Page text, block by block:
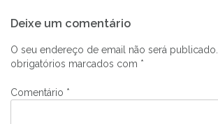
de
artigos
Deixe um comentário
O seu endereço de email não será publicado.
obrigatórios marcados com *
Comentário *